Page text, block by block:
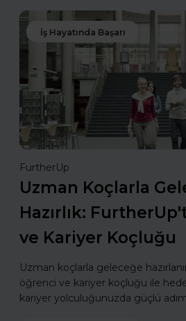
İş Hayatında Başarı
FurtherUp
Uzman Koçlarla
Hazırlık:
ve Kariyer Koçluğu
Uzman koçlarla geleceğe
öğrenci ve kariyer koçluğu ile
kariyer yolculuğunuzda güçlü